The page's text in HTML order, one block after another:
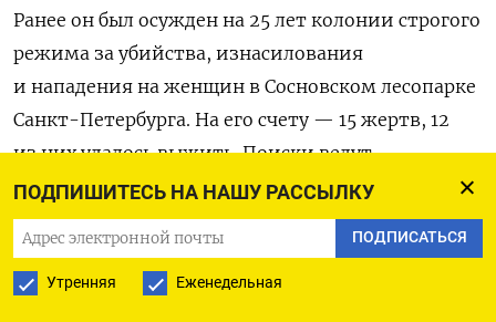
ПОДПИШИТЕСЬ НА НАШУ РАССЫЛКУ
ПОДПИСАТЬСЯ
Утренняя Еженедельная
Ранее он был осужден на 25 лет колонии строгого
режима за убийства, изнасилования
и нападения на женщин в Сосновском лесопарке
Санкт-Петербурга. На его счету — 15 жертв, 12
из них удалось выжить. Поиски ведут
подразделения Минобороны и регионального
полицейского главка в Ломоносовском районе.
По данным
47news, Кийко завербовался на войну